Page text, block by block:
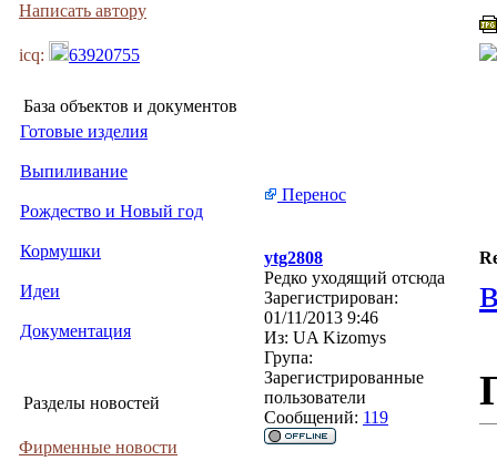
Написать автору
icq: 63920755
База объектов и документов
Готовые изделия
Выпиливание
Рождество и Новый год
Кормушки
Идеи
Документация
Разделы новостей
Фирменные новости
Перенос
ytg2808
Редко уходящий отсюда
Зарегистрирован:
01/11/2013 9:46
Из: UA Kizomys
Група:
Зарегистрированные
пользователи
Сообщений: 119